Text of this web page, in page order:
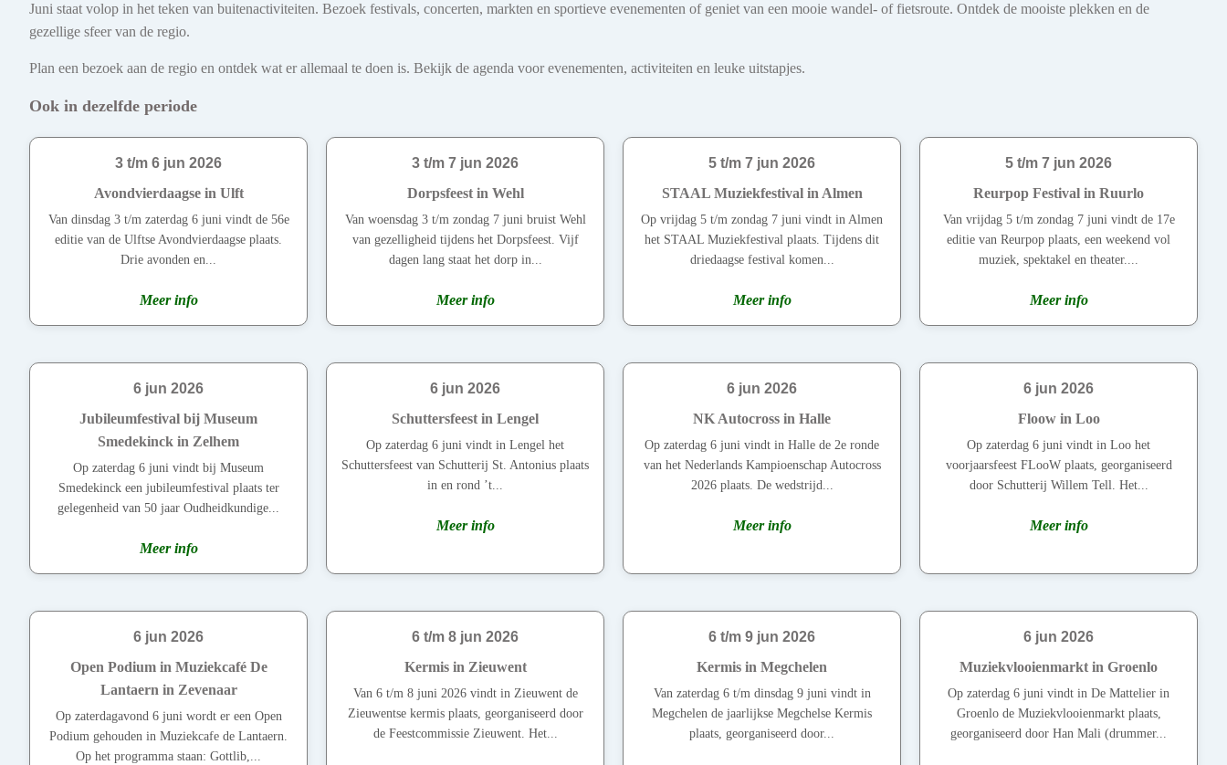
Juni staat volop in het teken van buitenactiviteiten. Bezoek festivals, concerten, markten en sportieve evenementen of geniet van een mooie wandel- of fietsroute. Ontdek de mooiste plekken en de
gezellige sfeer van de regio.
Plan een bezoek aan de regio en ontdek wat er allemaal te doen is. Bekijk de agenda voor evenementen, activiteiten en leuke uitstapjes.
Ook in dezelfde periode
3 t/m 6 jun 2026
Avondvierdaagse in Ulft
Van dinsdag 3 t/m zaterdag 6 juni vindt de 56e
editie van de Ulftse Avondvierdaagse plaats.
Drie avonden en...
Meer info
3 t/m 7 jun 2026
Dorpsfeest in Wehl
Van woensdag 3 t/m zondag 7 juni bruist Wehl
van gezelligheid tijdens het Dorpsfeest. Vijf
dagen lang staat het dorp in...
Meer info
5 t/m 7 jun 2026
STAAL Muziekfestival in Almen
Op vrijdag 5 t/m zondag 7 juni vindt in Almen
het STAAL Muziekfestival plaats. Tijdens dit
driedaagse festival komen...
Meer info
5 t/m 7 jun 2026
Reurpop Festival in Ruurlo
Van vrijdag 5 t/m zondag 7 juni vindt de 17e
editie van Reurpop plaats, een weekend vol
muziek, spektakel en theater....
Meer info
6 jun 2026
Jubileumfestival bij Museum
Smedekinck in Zelhem
Op zaterdag 6 juni vindt bij Museum
Smedekinck een jubileumfestival plaats ter
gelegenheid van 50 jaar Oudheidkundige...
Meer info
6 jun 2026
Schuttersfeest in Lengel
Op zaterdag 6 juni vindt in Lengel het
Schuttersfeest van Schutterij St. Antonius plaats
in en rond ’t...
Meer info
6 jun 2026
NK Autocross in Halle
Op zaterdag 6 juni vindt in Halle de 2e ronde
van het Nederlands Kampioenschap Autocross
2026 plaats. De wedstrijd...
Meer info
6 jun 2026
Floow in Loo
Op zaterdag 6 juni vindt in Loo het
voorjaarsfeest FLooW plaats, georganiseerd
door Schutterij Willem Tell. Het...
Meer info
6 jun 2026
Open Podium in Muziekcafé De
Lantaern in Zevenaar
Op zaterdagavond 6 juni wordt er een Open
Podium gehouden in Muziekcafe de Lantaern.
Op het programma staan: Gottlib,...
6 t/m 8 jun 2026
Kermis in Zieuwent
Van 6 t/m 8 juni 2026 vindt in Zieuwent de
Zieuwentse kermis plaats, georganiseerd door
de Feestcommissie Zieuwent. Het...
6 t/m 9 jun 2026
Kermis in Megchelen
Van zaterdag 6 t/m dinsdag 9 juni vindt in
Megchelen de jaarlijkse Megchelse Kermis
plaats, georganiseerd door...
6 jun 2026
Muziekvlooienmarkt in Groenlo
Op zaterdag 6 juni vindt in De Mattelier in
Groenlo de Muziekvlooienmarkt plaats,
georganiseerd door Han Mali (drummer...